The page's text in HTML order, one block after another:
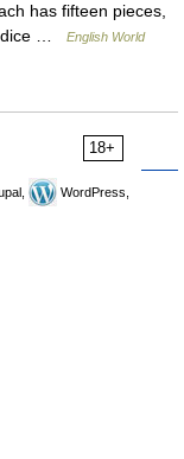
has fifteen pieces,
dice …
English World
18+
WordPress,